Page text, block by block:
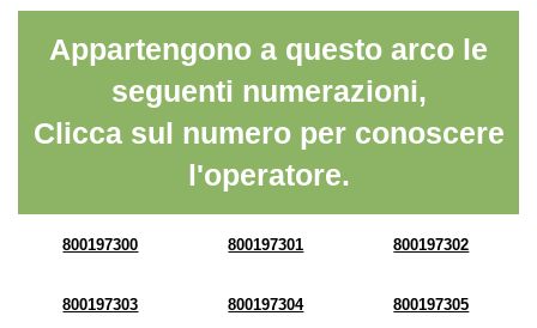
Appartengono a questo arco le
seguenti numerazioni,
Clicca sul numero per conoscere
l'operatore.
800197300 800197301 800197302
800197303 800197304 800197305